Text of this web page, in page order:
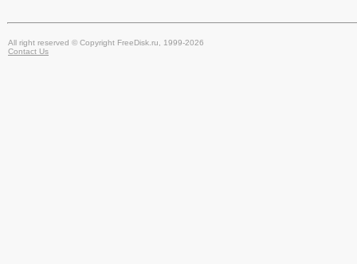
All right reserved © Copyright FreeDisk.ru, 1999-2026
Contact Us